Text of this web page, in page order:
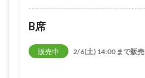
B席
販売中 2/6(土) 14:00 まで販売